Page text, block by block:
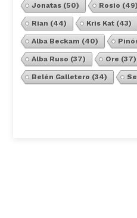
Jonatas(50) Rosio (49)
Rian (44) Kris Kat(43)
Alba Beckam (40)
Alba Ruso (37) Ore (37)
Belén Galletero (34)